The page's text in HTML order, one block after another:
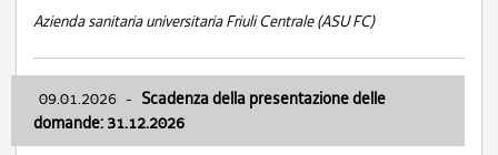
Azienda sanitaria universitaria Friuli Centrale (ASU FC)
09.01.2026 - Scadenza della presentazione delle
domande: 31.12.2026